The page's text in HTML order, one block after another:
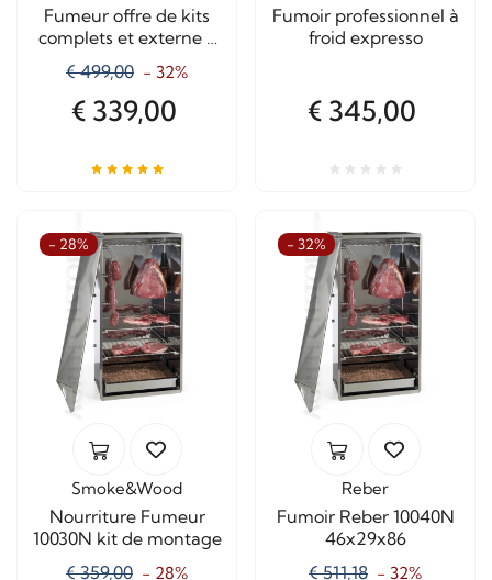
Fumeur offre de kits
complets et externe 6
Kg.Cippato
€ 499,00 - 32%
€ 339,00
Fumoir professionnel à
froid expresso
€ 345,00
- 28%
Smoke&Wood
Nourriture Fumeur
10030N kit de montage
€ 359,00 - 28%
- 32%
Reber
Fumoir Reber 10040N
46x29x86
€ 511,18 - 32%